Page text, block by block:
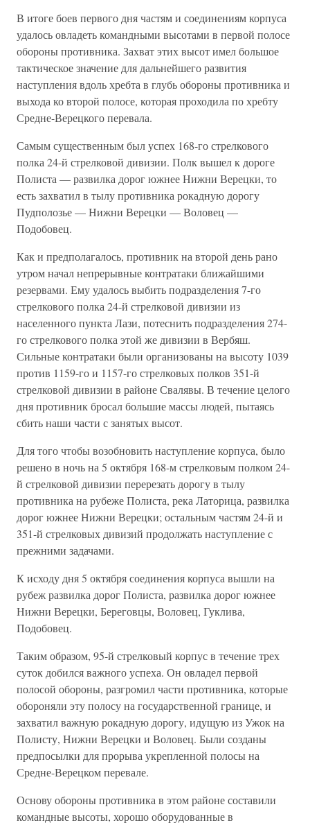
В итоге боев первого дня частям и соединениям корпуса
удалось овладеть командными высотами в первой полосе
обороны противника. Захват этих высот имел большое
тактическое значение для дальнейшего развития
наступления вдоль хребта в глубь обороны противника и
выхода ко второй полосе, которая проходила по хребту
Средне-Верецкого перевала.
Самым существенным был успех 168-го стрелкового
полка 24-й стрелковой дивизии. Полк вышел к дороге
Полиста — развилка дорог южнее Нижни Верецки, то
есть захватил в тылу противника рокадную дорогу
Пудполозье — Нижни Верецки — Воловец —
Подобовец.
Как и предполагалось, противник на второй день рано
утром начал непрерывные контратаки ближайшими
резервами. Ему удалось выбить подразделения 7-го
стрелкового полка 24-й стрелковой дивизии из
населенного пункта Лази, потеснить подразделения 274-
го стрелкового полка этой же дивизии в Вербяш.
Сильные контратаки были организованы на высоту 1039
против 1159-го и 1157-го стрелковых полков 351-й
стрелковой дивизии в районе Свалявы. В течение целого
дня противник бросал большие массы людей, пытаясь
сбить наши части с занятых высот.
Для того чтобы возобновить наступление корпуса, было
решено в ночь на 5 октября 168-м стрелковым полком 24-
й стрелковой дивизии перерезать дорогу в тылу
противника на рубеже Полиста, река Латорица, развилка
дорог южнее Нижни Верецки; остальным частям 24-й и
351-й стрелковых дивизий продолжать наступление с
прежними задачами.
К исходу дня 5 октября соединения корпуса вышли на
рубеж развилка дорог Полиста, развилка дорог южнее
Нижни Верецки, Береговцы, Воловец, Гуклива,
Подобовец.
Таким образом, 95-й стрелковый корпус в течение трех
суток добился важного успеха. Он овладел первой
полосой обороны, разгромил части противника, которые
обороняли эту полосу на государственной границе, и
захватил важную рокадную дорогу, идущую из Ужок на
Полисту, Нижни Верецки и Воловец. Были созданы
предпосылки для прорыва укрепленной полосы на
Средне-Верецком перевале.
Основу обороны противника в этом районе составили
командные высоты, хорошо оборудованные в